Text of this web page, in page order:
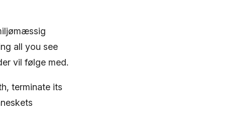
all you see
vil følge med.
terminate its